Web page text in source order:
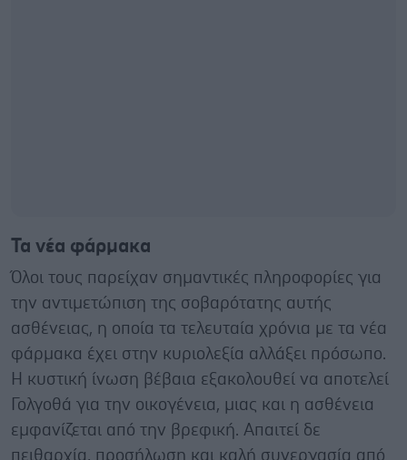
Τα νέα φάρμακα
Όλοι τους παρείχαν σημαντικές πληροφορίες για
την αντιμετώπιση της σοβαρότατης αυτής
ασθένειας, η οποία τα τελευταία χρόνια με τα νέα
φάρμακα έχει στην κυριολεξία αλλάξει πρόσωπο.
Η κυστική ίνωση βέβαια εξακολουθεί να αποτελεί
Γολγοθά για την οικογένεια, μιας και η ασθένεια
εμφανίζεται από την βρεφική. Απαιτεί δε
πειθαρχία, προσήλωση και καλή συνεργασία από